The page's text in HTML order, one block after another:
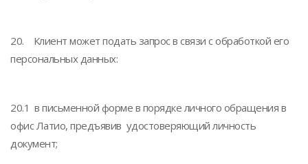
20. Клиент может подать запрос в связи с обработкой его
персональных данных:
20.1 в письменной форме в порядке личного обращения в
офис Латио, предъявив удостоверяющий личность
документ;